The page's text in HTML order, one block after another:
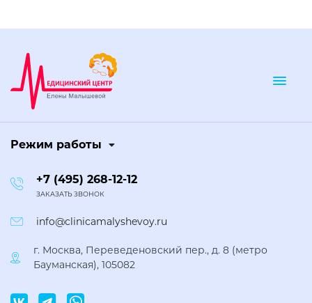
Режим работы
+7 (495) 268-12-12
ЗАКАЗАТЬ ЗВОНОК
info@clinicamalyshevoy.ru
г. Москва, Переведеновский пер., д. 8 (метро
Бауманская), 105082